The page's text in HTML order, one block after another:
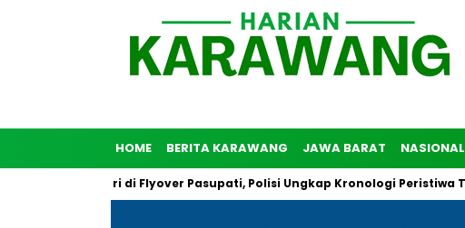
HOME BERITA KARAWANG JAWA BARAT NASIONAL
Diri di Flyover Pasupati, Polisi Ungkap Kronologi Peristiwa Tersebut